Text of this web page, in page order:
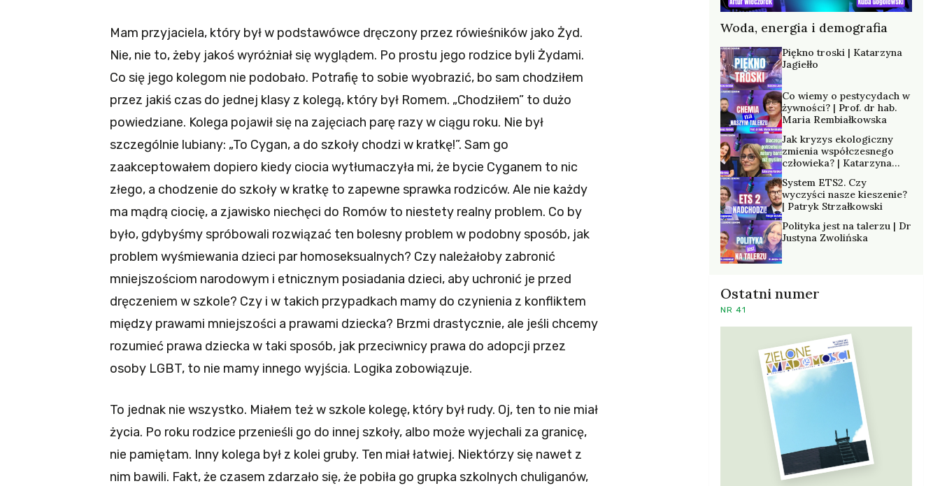
Mam przyjaciela, który był w podstawówce dręczony przez rówieśników jako Żyd.
Nie, nie to, żeby jakoś wyróżniał się wyglądem. Po prostu jego rodzice byli Żydami.
Co się jego kolegom nie podobało. Potrafię to sobie wyobrazić, bo sam chodziłem
przez jakiś czas do jednej klasy z kolegą, który był Romem. „Chodziłem” to dużo
powiedziane. Kolega pojawił się na zajęciach parę razy w ciągu roku. Nie był
szczególnie lubiany: „To Cygan, a do szkoły chodzi w kratkę!”. Sam go
zaakceptowałem dopiero kiedy ciocia wytłumaczyła mi, że bycie Cyganem to nic
złego, a chodzenie do szkoły w kratkę to zapewne sprawka rodziców. Ale nie każdy
ma mądrą ciocię, a zjawisko niechęci do Romów to niestety realny problem. Co by
było, gdybyśmy spróbowali rozwiązać ten bolesny problem w podobny sposób, jak
problem wyśmiewania dzieci par homoseksualnych? Czy należałoby zabronić
mniejszościom narodowym i etnicznym posiadania dzieci, aby uchronić je przed
dręczeniem w szkole? Czy i w takich przypadkach mamy do czynienia z konfliktem
między prawami mniejszości a prawami dziecka? Brzmi drastycznie, ale jeśli chcemy
rozumieć prawa dziecka w taki sposób, jak przeciwnicy prawa do adopcji przez
osoby LGBT, to nie mamy innego wyjścia. Logika zobowiązuje.
To jednak nie wszystko. Miałem też w szkole kolegę, który był rudy. Oj, ten to nie miał
życia. Po roku rodzice przenieśli go do innej szkoły, albo może wyjechali za granicę,
nie pamiętam. Inny kolega był z kolei gruby. Ten miał łatwiej. Niektórzy się nawet z
nim bawili. Fakt, że czasem zdarzało się, że pobiła go grupka szkolnych chuliganów,
Woda, energia i demografia
Piękno troski | Katarzyna
Jagiełło
Co wiemy o pestycydach w
żywności? | Prof. dr hab.
Maria Rembiałkowska
Jak kryzys ekologiczny
zmienia współczesnego
człowieka? | Katarzyna
System ETS2. Czy
wyczyści nasze kieszenie?
| Patryk Strzałkowski
Polityka jest na talerzu | Dr
Justyna Zwolińska
Ostatni numer
NR 41